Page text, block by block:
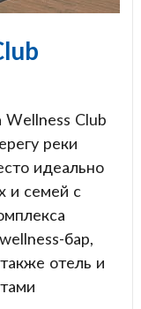
Wellness Club
реки
идеально
и семей с
бар,
отель и